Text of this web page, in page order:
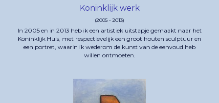
Koninklijk werk
(2005 - 2013)
In 2005 en in 2013 heb ik een artistiek uitstapje gemaakt naar het
Koninklijk Huis, met respectievelijk een groot houten sculptuur en
een portret, waarin ik wederom de kunst van de eenvoud heb
willen ontmoeten.